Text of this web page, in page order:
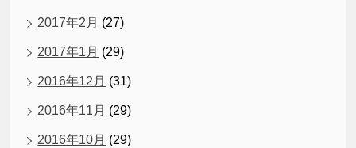
2017年2月 (27)
2017年1月 (29)
2016年12月 (31)
2016年11月 (29)
2016年10月 (29)